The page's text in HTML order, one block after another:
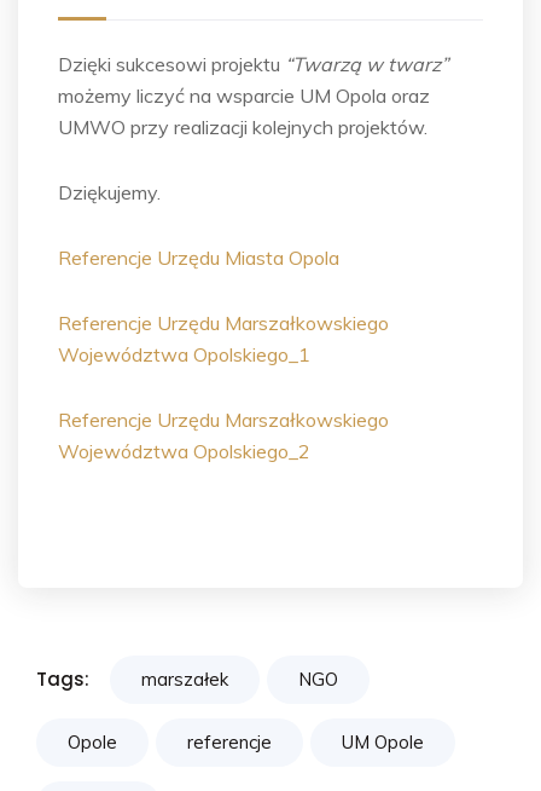
Dzięki sukcesowi projektu “Twarzą w twarz”
możemy liczyć na wsparcie UM Opola oraz
UMWO przy realizacji kolejnych projektów.
Dziękujemy.
Referencje Urzędu Miasta Opola
Referencje Urzędu Marszałkowskiego
Województwa Opolskiego_1
Referencje Urzędu Marszałkowskiego
Województwa Opolskiego_2
Tags: marszałek NGO
Opole referencje UM Opole